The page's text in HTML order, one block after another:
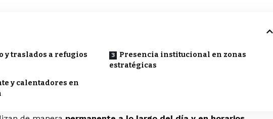
y traslados a refugios
y calentadores en
Presencia institucional en zonas
estratégicas